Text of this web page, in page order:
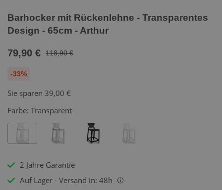
Barhocker mit Rückenlehne - Transparentes
Design - 65cm - Arthur
79,90 € 118,90 €
-33%
Sie sparen 39,00 €
Farbe: Transparent
2 Jahre Garantie
Auf Lager - Versand in: 48h
i